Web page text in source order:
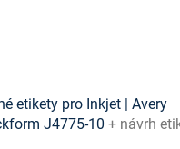
etikety pro Inkjet | Avery
J4775-10 + návrh